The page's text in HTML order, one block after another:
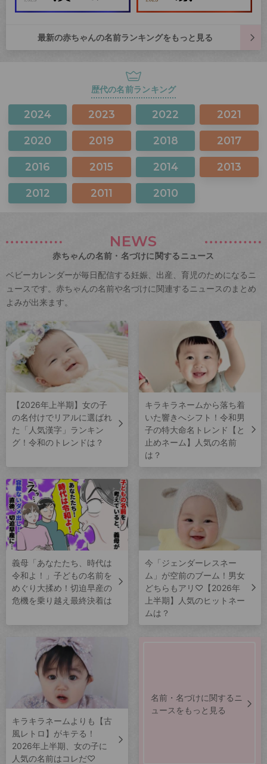
最新の赤ちゃんの名前ランキングをもっと見る
歴代の名前ランキング
2024 2023 2022 2021
2020 2019 2018 2017
2016 2015 2014 2013
2012 2011 2010
NEWS
赤ちゃんの名前・名づけに関するニュース
ベビーカレンダーが毎日配信する妊娠、出産、育児のためになるニ
ュースです。赤ちゃんの名前や名づけに関連するニュースのまとめ
よみが出来ます。
【2026年上半期】女の子
の名付けでリアルに選ばれ
た「人気漢字」ランキン
グ！令和のトレンドは？
キラキラネームから落ち着
いた響きへシフト！令和男
子の特大命名トレンド【と
止めネーム】人気の名前
は？
義母「あなたたち、時代は
令和よ！」子どもの名前を
めぐり大揉め！切迫早産の
危機を乗り越え最終決着は
今「ジェンダーレスネー
ム」が空前のブーム！男女
どちらもアリ♡【2026年
上半期】人気のヒットネー
ムは？
キラキラネームよりも【古
風レトロ】がキテる！
2026年上半期、女の子に
人気の名前はコレだ♡
名前・名づけに関するニ
ュースをもっと見る